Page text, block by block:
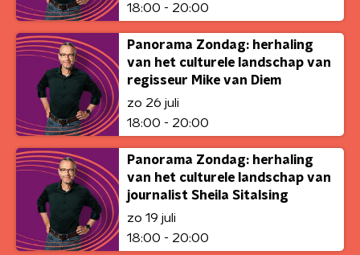
18:00 - 20:00
Panorama Zondag: herhaling
van het culturele landschap van
regisseur Mike van Diem
zo 26 juli
18:00 - 20:00
Panorama Zondag: herhaling
van het culturele landschap van
journalist Sheila Sitalsing
zo 19 juli
18:00 - 20:00